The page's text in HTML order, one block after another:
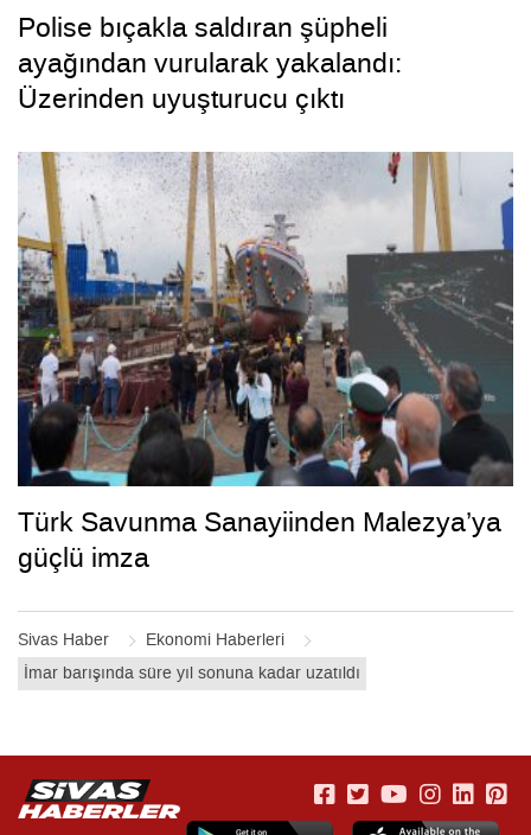
Sivas Haber
Ekonomi Haberleri
İmar barışında süre yıl sonuna kadar uzatıldı
Polise bıçakla saldıran şüpheli
ayağından vurularak yakalandı:
Üzerinden uyuşturucu çıktı
Türk Savunma Sanayiinden Malezya’ya
güçlü imza